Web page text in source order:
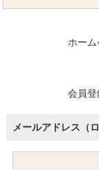
ホー
会員登
メールアドレス（